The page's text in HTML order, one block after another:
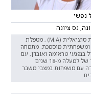
נפשי
נס ציונה
עובדת סוציאלית (M.A) , מטפלת
ומשפחתית מוסמכת. מתמחה
בנפגעי טראומה ואובדן, עם
ניסיון של למעלה מ-18 שנים
עם משפחות במצבי משבר